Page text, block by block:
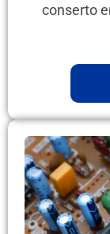
conserto